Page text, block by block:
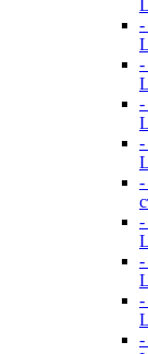
-
-
-
-
-
-
-
-
-